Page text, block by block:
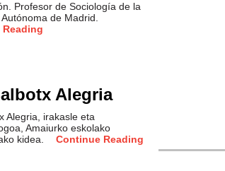
Profesor de Sociología de la
de Madrid.
Alegria
Alegria, irakasle eta
Amaiurko eskolako
kidea.
Continue Reading